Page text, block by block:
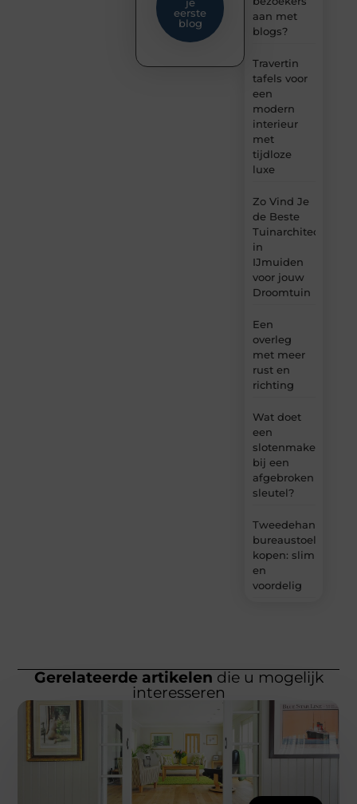
aan met
blogs?
Travertin
tafels voor
een
modern
interieur
met
tijdloze
luxe
Zo Vind Je
de Beste
Tuinarchitect
in
IJmuiden
voor jouw
Droomtuin
Een
overleg
met meer
rust en
richting
Wat doet
een
slotenmaker
bij een
afgebroken
sleutel?
Tweedehands
bureaustoel
kopen: slim
en
voordelig
eerste
blog
Gerelateerde artikelen die u mogelijk
interesseren